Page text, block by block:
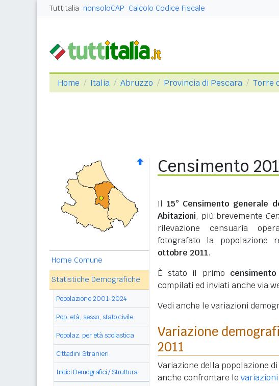
Tuttitalia nonsoloCAP Calcolo Codice Fiscale
Home Italia Abruzzo Provincia di Pescara Torre
Home Comune
Statistiche Demografiche
Popolazione 2001-2024
Pop. età, sesso, stato civile
Popolaz. per età scolastica
Cittadini Stranieri
Indici Demografici / Struttura
Censimento
Il 15° Censimento generale
Abitazioni, più brevemente
rilevazione censuaria
fotografato la popolazione
ottobre 2011.
È stato il primo
compilati ed inviati anche via
Vedi anche le variazioni
Variazione
2011
Variazione della popolazione
anche confrontare le